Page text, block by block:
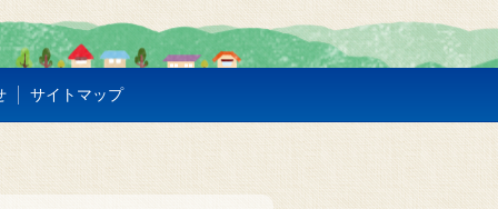
サイトマップ